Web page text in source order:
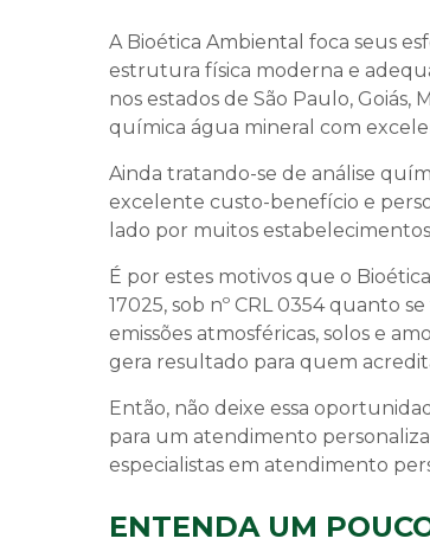
A Bioética Ambiental foca seus
estrutura física moderna e
nos estados de São Paulo, Goiás,
química água mineral com
Ainda tratando-se de análise
excelente custo-benefício e
lado por muitos
É por estes motivos que o
17025, sob nº CRL 0354 quanto
emissões atmosféricas, solos e
gera resultado para quem
Então, não deixe essa
para um atendimento
especialistas em atendimento
ENTENDA UM